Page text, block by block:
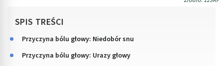
SPIS TREŚCI
Przyczyna bólu głowy: Niedobór snu
Przyczyna bólu głowy: Urazy głowy